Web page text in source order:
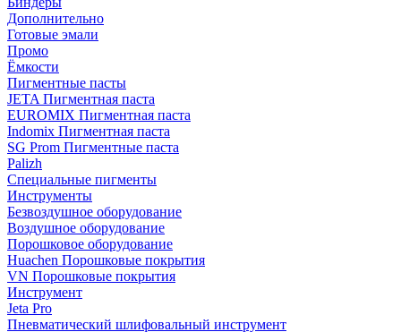
Дополнительно
Готовые эмали
Промо
Ёмкости
Пигментные пасты
JETA Пигментная паста
EUROMIX Пигментная паста
Indomix Пигментная паста
SG Prom Пигментные паста
Palizh
Специальные пигменты
Инструменты
Безвоздушное оборудование
Воздушное оборудование
Порошковое оборудование
Huachen Порошковые покрытия
VN Порошковые покрытия
Инструмент
Jeta Pro
Пневматический шлифовальный инструмент